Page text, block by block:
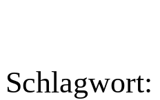
Schlagwort: